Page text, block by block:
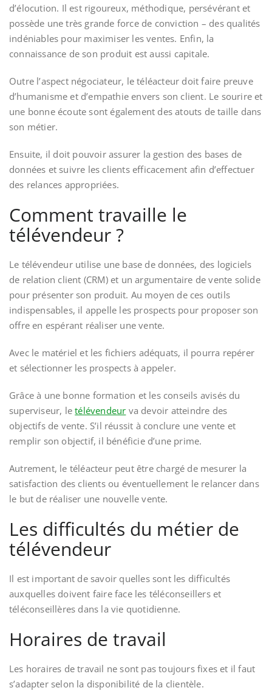
d’élocution. Il est rigoureux, méthodique, persévérant et
possède une très grande force de conviction – des qualités
indéniables pour maximiser les ventes. Enfin, la
connaissance de son produit est aussi capitale.
Outre l’aspect négociateur, le téléacteur doit faire preuve
d’humanisme et d’empathie envers son client. Le sourire et
une bonne écoute sont également des atouts de taille dans
son métier.
Ensuite, il doit pouvoir assurer la gestion des bases de
données et suivre les clients efficacement afin d’effectuer
des relances appropriées.
Comment travaille le
télévendeur ?
Le télévendeur utilise une base de données, des logiciels
de relation client (CRM) et un argumentaire de vente solide
pour présenter son produit. Au moyen de ces outils
indispensables, il appelle les prospects pour proposer son
offre en espérant réaliser une vente.
Avec le matériel et les fichiers adéquats, il pourra repérer
et sélectionner les prospects à appeler.
Grâce à une bonne formation et les conseils avisés du
superviseur, letélévendeur va devoir atteindre des
objectifs de vente. S’il réussit à conclure une vente et
remplir son objectif, il bénéficie d’une prime.
Autrement, le téléacteur peut être chargé de mesurer la
satisfaction des clients ou éventuellement le relancer dans
le but de réaliser une nouvelle vente.
Les difficultés du métier de
télévendeur
Il est important de savoir quelles sont les difficultés
auxquelles doivent faire face les téléconseillers et
téléconseillères dans la vie quotidienne.
Horaires de travail
Les horaires de travail ne sont pas toujours fixes et il faut
s’adapter selon la disponibilité de la clientèle.